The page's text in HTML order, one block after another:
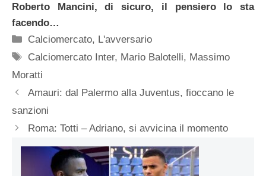
Roberto Mancini, di sicuro, il pensiero lo sta
facendo…
Categorie
Calciomercato, L'avversario
Tag
Calciomercato Inter, Mario Balotelli, Massimo
Moratti
Amauri: dal Palermo alla Juventus, fioccano le
sanzioni
Roma: Totti – Adriano, si avvicina il momento